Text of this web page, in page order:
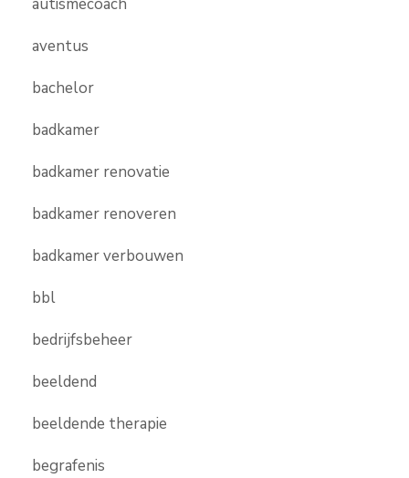
aventus
bachelor
badkamer
badkamer renovatie
badkamer renoveren
badkamer verbouwen
bbl
bedrijfsbeheer
beeldend
beeldende therapie
begrafenis